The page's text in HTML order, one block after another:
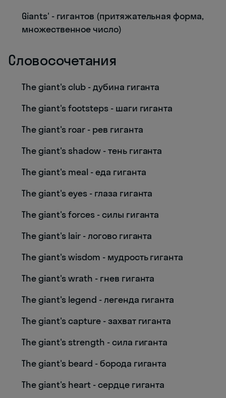
Giants' - гигантов (притяжательная форма,
множественное число)
Словосочетания
The giant's club - дубина гиганта
The giant's footsteps - шаги гиганта
The giant's roar - рев гиганта
The giant's shadow - тень гиганта
The giant's meal - еда гиганта
The giant's eyes - глаза гиганта
The giant's forces - силы гиганта
The giant's lair - логово гиганта
The giant's wisdom - мудрость гиганта
The giant's wrath - гнев гиганта
The giant's legend - легенда гиганта
The giant's capture - захват гиганта
The giant's strength - сила гиганта
The giant's beard - борода гиганта
The giant's heart - сердце гиганта